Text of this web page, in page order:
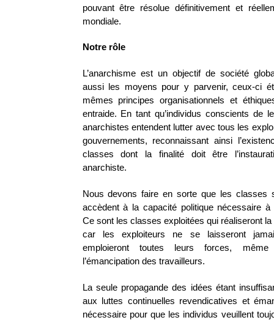
pouvant être résolue définitivement et
mondiale.
Notre rôle
L’anarchisme est un objectif de société
aussi les moyens pour y parvenir, ceux-ci
mêmes principes organisationnels et
entraide. En tant qu’individus conscients de
anarchistes entendent lutter avec tous les
gouvernements, reconnaissant ainsi
classes dont la finalité doit être
anarchiste.
Nous devons faire en sorte que les classes
accèdent à la capacité politique nécessaire à
Ce sont les classes exploitées qui réaliseront
car les exploiteurs ne se laisseront
emploieront toutes leurs forces, même
l’émancipation des travailleurs.
La seule propagande des idées étant
aux luttes continuelles revendicatives et
nécessaire pour que les individus veuillent